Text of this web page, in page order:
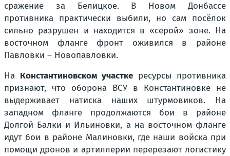
сражение за Белицкое. В Новом Донбассе
противника практически выбили, но сам посёлок
сильно разрушен и находится в «серой» зоне. На
восточном фланге фронт оживился в районе
Павловки – Новопавловки.
На Константиновском участке ресурсы противника
признают, что оборона ВСУ в Константиновке не
выдерживает натиска наших штурмовиков. На
западном фланге продолжаются бои в районе
Долгой Балки и Ильиновки, а на восточном фланге
идут бои в районе Малиновки, где наши войска при
помощи дронов и артиллерии перерезают логистику